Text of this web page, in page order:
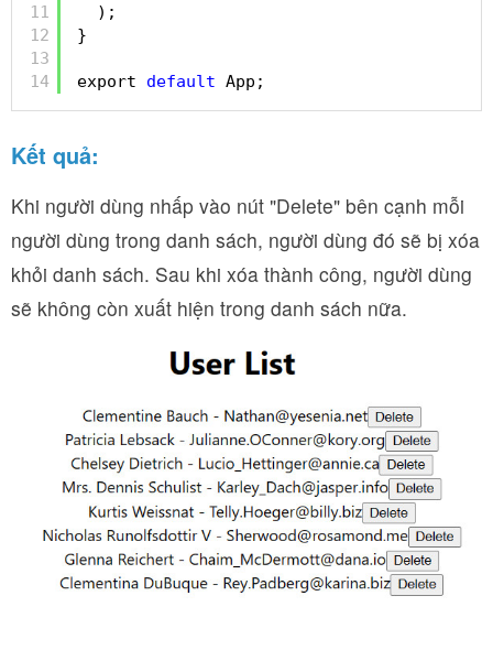
11
12
13
14
);
}
export default App;
Kết quả:
Khi người dùng nhấp vào nút "Delete" bên cạnh mỗi
người dùng trong danh sách, người dùng đó sẽ bị xóa
khỏi danh sách. Sau khi xóa thành công, người dùng
sẽ không còn xuất hiện trong danh sách nữa.